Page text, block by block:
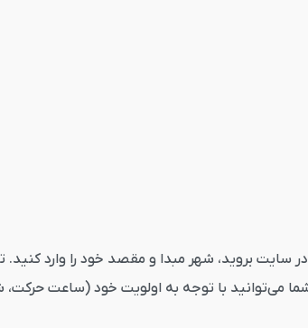
از قاصدک24 ابتدا به بخش اتوبوس در سایت بروید، شهر مبدا و
می‌توانید با توجه به اولویت خود (ساعت